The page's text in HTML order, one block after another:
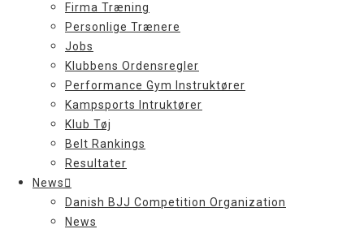
Firma Træning
Personlige Trænere
Jobs
Klubbens Ordensregler
Performance Gym Instruktører
Kampsports Intruktører
Klub Tøj
Belt Rankings
Resultater
News
Danish BJJ Competition Organization
News